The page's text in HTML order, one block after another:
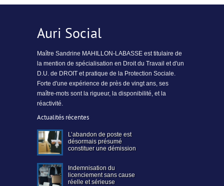
Auri Social
Maître Sandrine MAHILLON-LABASSE est titulaire de
la mention de spécialisation en Droit du Travail et d'un
D.U. de DROIT et pratique de la Protection Sociale.
Forte d'une expérience de près de vingt ans, ses
maître-mots sont la rigueur, la disponibilité, et la
réactivité.
Actualités récentes
L’abandon de poste est
désormais présumé
constituer une démission
Indemnisation du
licenciement sans cause
réelle et sérieuse